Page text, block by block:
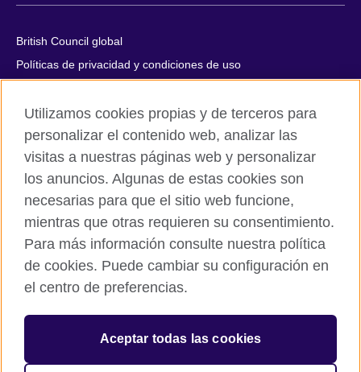
British Council global
Políticas de privacidad y condiciones de uso
Cookies
Quejas y comentarios
Mapa del sitio
© 2026 British Council
All cultural activities in Mexico are carried out by British Council
Asociados A.C., a not-for-profit entity established to undertake
cultural activities, including the promotion and diffusion of British
culture in Mexico, the fostering of cultural relations and mutual
understanding, the promotion of the English language, and the
forms of cooperation between the United Kingdom and Mexico.
The United Kingdom’s international organisation for cultural
relations and educational opportunities.
Utilizamos cookies propias y de terceros para
personalizar el contenido web, analizar las
visitas a nuestras páginas web y personalizar
los anuncios. Algunas de estas cookies son
necesarias para que el sitio web funcione,
mientras que otras requieren su consentimiento.
Para más información consulte nuestra política
de cookies. Puede cambiar su configuración en
el centro de preferencias.
Aceptar todas las cookies